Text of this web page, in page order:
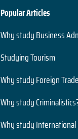
Popular Articles
Why study Business
Studying Tourism
Why study Foreign
Why study
Why study International